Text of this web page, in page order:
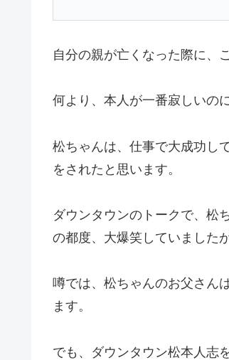
自分の親が亡くなった際に、
何より、本人が一番寂しいの
松ちゃんは、仕事で大成功し
をされたと思います。
ダウンタウンのトークで、松
の都度、大爆笑していました
噂では、松ちゃんのお父さん
ます。
でも、ダウンタウン松本人志